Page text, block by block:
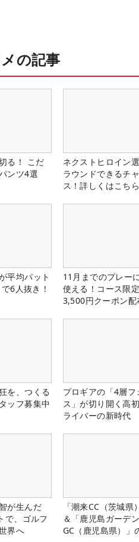
の記事
る！ こだ
ンツ4選
ネクストヒロイン
ラウンドできるチ
ス！詳しくはこちら
平均パット
6人抜き！
11月までのプレー
使える！コース限定
3,500円クーポン配
を、つくる
ッフ募集中
プロギアの「4層フ
ス」が切り開く高
ライバーの新時代
が生んだ
で、ゴルフ
界へ
「潮来CC（茨城県
＆「鹿児島ガーデン
GC（鹿児島県）」